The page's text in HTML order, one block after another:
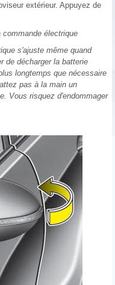
extérieur. Appuyez de
électrique
s'ajuste même quand
de décharger la batterie
longtemps que nécessaire
pas à la main un
Vous risquez d'endommager